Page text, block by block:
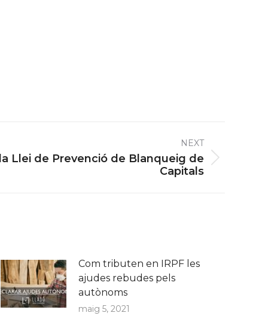
NEXT
Llei de Prevenció de Blanqueig de
Capitals
Com tributen en IRPF les
ajudes rebudes pels
autònoms
maig 5, 2021